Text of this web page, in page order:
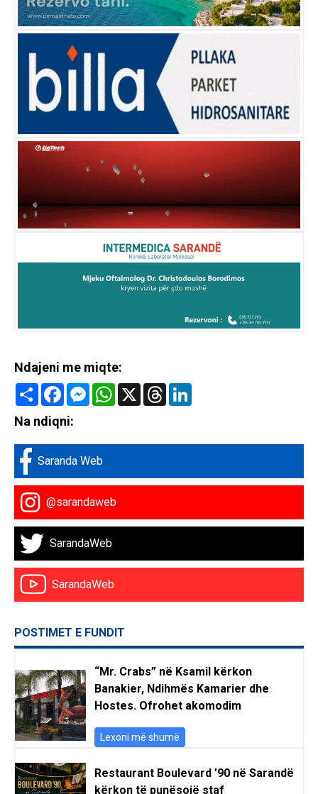
Ndajeni me miqte:
Share FacebookMessenger
WhatsApp
X Threads
Na ndiqni:
Saranda Web
@sarandaweb
SarandaWeb
SarandaWeb
POSTIMET E FUNDIT
“Mr. Crabs” në Ksamil kërkon
Banakier, Ndihmës Kamarier dhe
Hostes. Ofrohet akomodim
Lexoni më shumë
Restaurant Boulevard ’90 në Sarandë
kërkon të punësojë staf